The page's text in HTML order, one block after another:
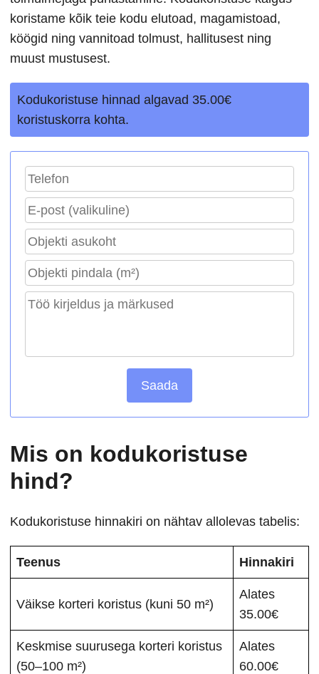
koristame kõik teie kodu elutoad, magamistoad,
köögid ning vannitoad tolmust, hallitusest ning
muust mustusest.
Kodukoristuse hinnad algavad 35.00€
koristuskorra kohta.
Saada
Mis on kodukoristuse
hind?
Kodukoristuse hinnakiri on nähtav allolevas tabelis:
Teenus Hinnakiri
Väikse korteri koristus (kuni 50 m²)
Alates
35.00€
Keskmise suurusega korteri koristus
(50–100 m²)
Alates
60.00€